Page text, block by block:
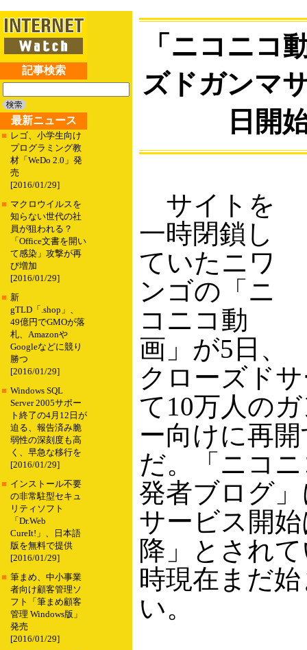
記事検索
最新ニュース
■ レゴ、小学生向け
プログラミング教
材「WeDo 2.0」発
売
[2016/01/29]
■ マクロウイルスを
知らない世代の社
員が狙われる？
「Office文書を開い
て感染」攻撃が再
び増加
[2016/01/29]
■ 新
gTLD「.shop」、
49億円でGMOが落
札、Amazonや
Googleなどに競り
勝つ
[2016/01/29]
■ Windows SQL
Server 2005サポー
ト終了の4月12日が
迫る、報告済み脆
弱性の深刻度も高
く、早急な移行を
[2016/01/29]
■ インストール不要
の非常駐型セキュ
リティソフト
「Dr.Web
CureIt!」、日本語
版を無料で提供
[2016/01/29]
■ 筆まめ、中小事業
者向け顧客管理ソ
フト「筆まめ顧客
管理 Windows版」
発売
[2016/01/29]
「ニコニコ
ズドガンマ
日開
サイトを
一時閉鎖し
ていたニワ
ンゴの「ニ
コニコ動
画」が5日、
クローズド
て10万人の
ー向けに再
だ。「ニコ
発者ブログ
サービス開
降」とされ
時現在まだ
い。